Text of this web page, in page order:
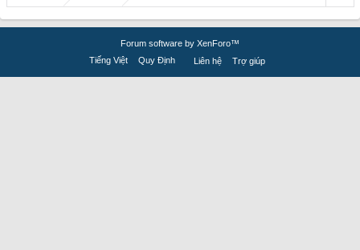
Forum software by XenForo™
Tiếng Việt
Quy Định Liên hệ Trợ giúp